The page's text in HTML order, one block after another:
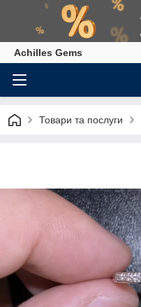
Achilles Gems
Товари та послуги